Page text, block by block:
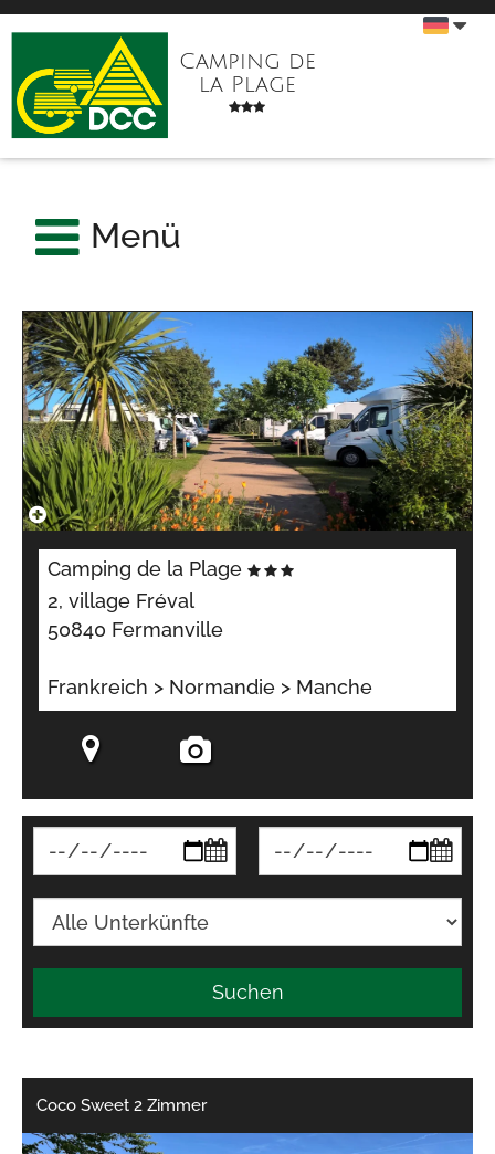
Camping de
la Plage
Menü
Camping de la Plage
2, village Fréval
50840 Fermanville
Frankreich > Normandie > Manche
Suchen
Coco Sweet 2 Zimmer